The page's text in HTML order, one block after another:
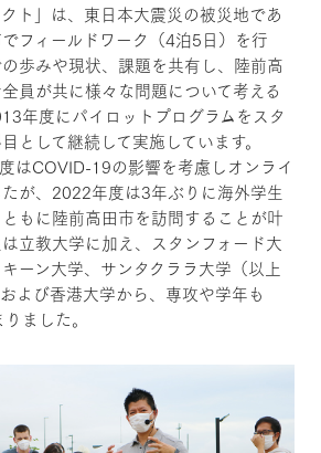
クト」は、東日本大震災の被災地であ
フィールドワーク（4泊5日）を行
歩みや現状、課題を共有し、陸前高
員が共に様々な問題について考える
年度にパイロットプログラムをスタ
として継続して実施しています。
はCOVID-19の影響を考慮しオンライ
が、2022年度は3年ぶりに海外学生
もに陸前高田市を訪問することが叶
立教大学に加え、スタンフォード大
ーン大学、サンタクララ大学（以上
よび香港大学から、専攻や学年も
ました。